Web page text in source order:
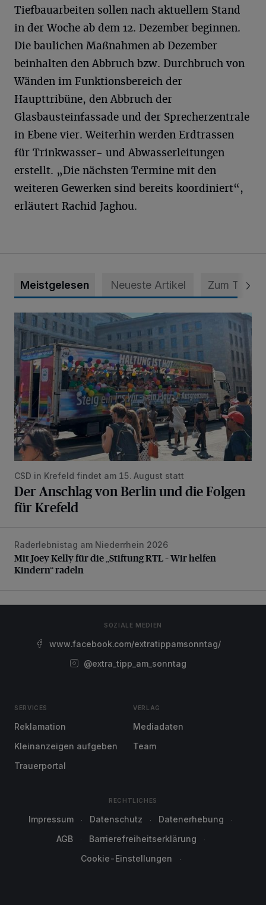
Tiefbauarbeiten sollen nach aktuellem Stand
in der Woche ab dem 12. Dezember beginnen.
Die baulichen Maßnahmen ab Dezember
beinhalten den Abbruch bzw. Durchbruch von
Wänden im Funktionsbereich der
Haupttribüne, den Abbruch der
Glasbausteinfassade und der Sprecherzentrale
in Ebene vier. Weiterhin werden Erdtrassen
für Trinkwasser- und Abwasserleitungen
erstellt. „Die nächsten Termine mit den
weiteren Gewerken sind bereits koordiniert“,
erläutert Rachid Jaghou.
Meistgelesen Neueste Artikel Zum Thema
Der Anschlag von Berlin und die Folgen für Krefeld
CSD in Krefeld findet am 15. August statt
Der Anschlag von Berlin und die Folgen
für Krefeld
Mit Joey Kelly für die „Stiftung RTL – Wir helfen Kindern“
Raderlebnistag am Niederrhein 2026
Mit Joey Kelly für die „Stiftung RTL – Wir helfen
Kindern“ radeln
SOZIALE MEDIEN
www.facebook.com/extratippamsonntag/
@extra_tipp_am_sonntag
SERVICES
Reklamation
Kleinanzeigen aufgeben
Trauerportal
VERLAG
Mediadaten
Team
RECHTLICHES
Impressum Datenschutz
Datenerhebung
AGB
Barrierefreiheitserklärung
Cookie-Einstellungen